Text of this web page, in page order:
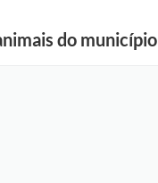
do município